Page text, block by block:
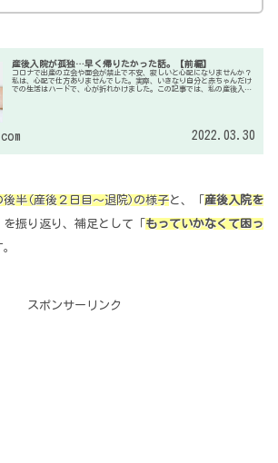
産後入院が孤独…早く帰りたかった話。【前編】
コロナで出産の立会や面会が禁止で不安、寂しいと心配になりませんか？
私は、心配で仕方ありませんでした。実際、いきなり自分と赤ちゃんだけ
での生活はハードで、心が折れかけました。この記事では、私の産後入院
2022.03.30
後半(産後２日目～退院)の様子と、「 産後入院を
を振り返り、補足として「 もっていかなくて困っ
スポンサーリンク